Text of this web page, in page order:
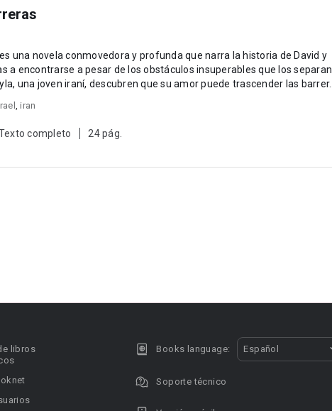
una novela conmovedora y profunda que narra la historia de David y
a encontrarse a pesar de los obstáculos insuperables que los separan.
una joven iraní, descubren que su amor puede trascender las barrer...
,iran
completo 24 pág.
libros
Books language: Español
Soporte técnico